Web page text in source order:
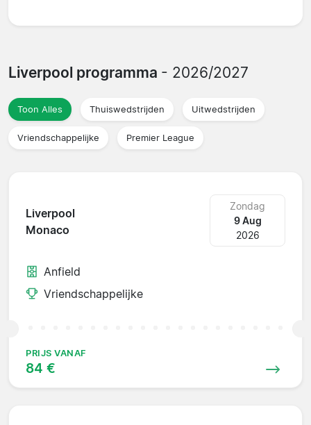
Liverpool programma - 2026/2027
Toon Alles Thuiswedstrijden Uitwedstrijden
Vriendschappelijke Premier League
Liverpool
Monaco
Zondag
9 Aug
2026
Anfield
Vriendschappelijke
PRIJS VANAF
84 €